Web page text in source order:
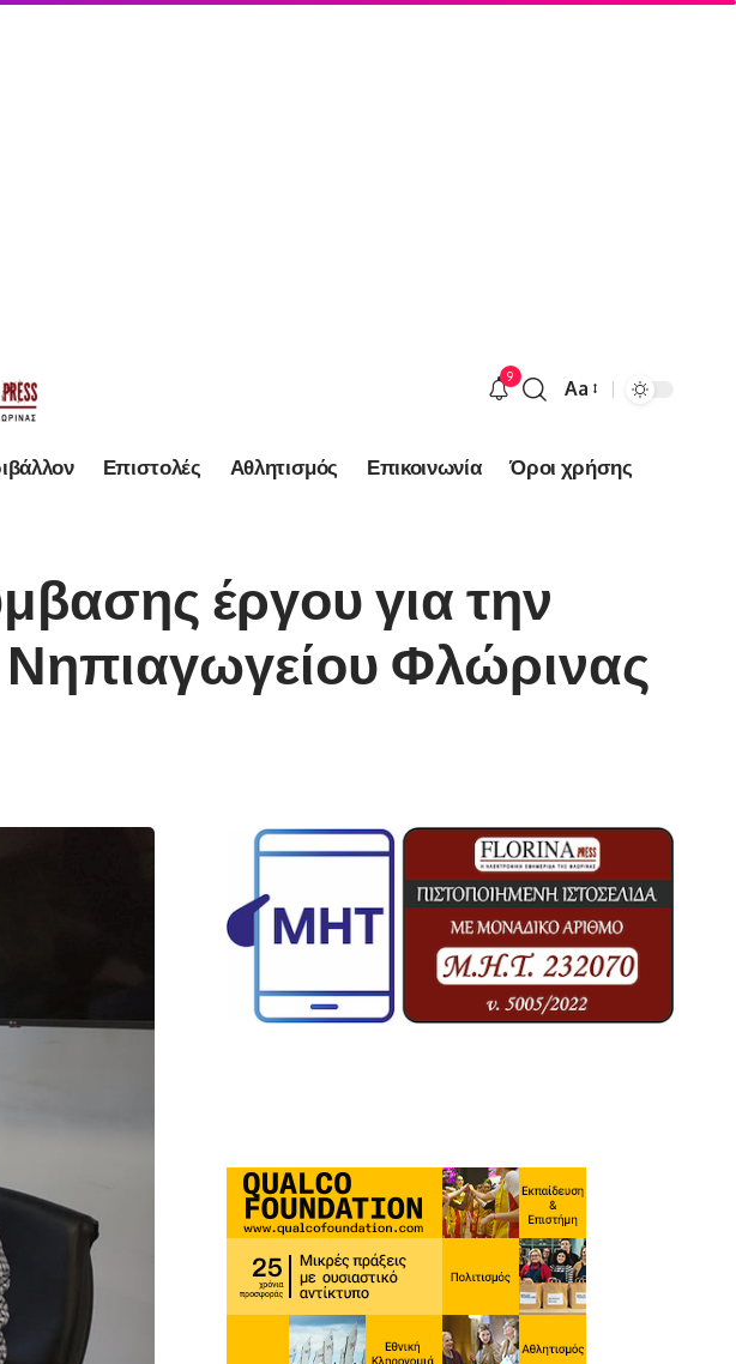
9
Font
Aa
Επιστολές Αθλητισμός Επικοινωνία Όροι χρήσης
έργου για την
Νηπιαγωγείου Φλώρινας